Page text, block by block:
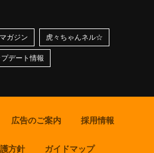
ガジン 虎々ちゃんネル☆
デート情報
広告のご案内 採用情報
方針 ガイドマップ